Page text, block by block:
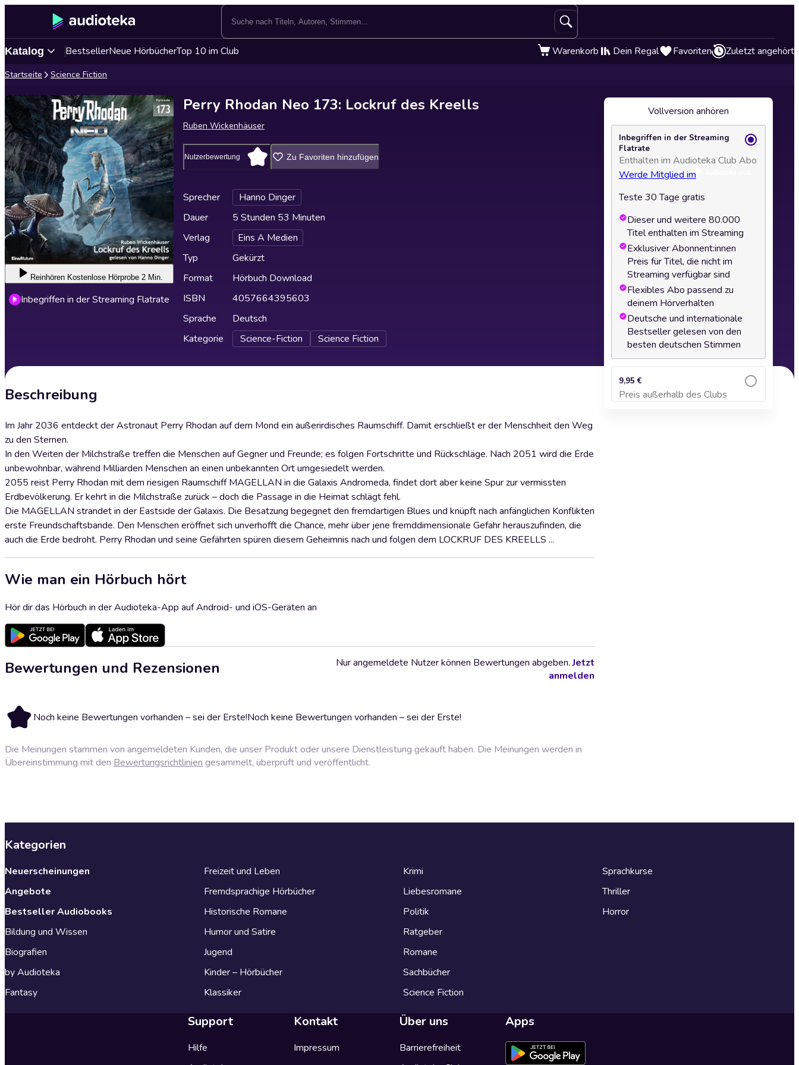
Katalog BestsellerNeue HörbücherTop 10 im Club Warenkorb Dein Regal Favoriten Zuletzt angehört
Startseite Science Fiction
Reinhören Kostenlose Hörprobe 2 Min.
Inbegriffen in der Streaming Flatrate
Perry Rhodan Neo 173: Lockruf des Kreells
Ruben Wickenhäuser
Nutzerbewertung Zu Favoriten hinzufügen
Sprecher
Hanno Dinger
Dauer
5 Stunden 53 Minuten
Verlag
Eins A Medien
Typ
Gekürzt
Format
Hörbuch Download
ISBN
4057664395603
Sprache
Deutsch
Kategorie
Science-Fiction Science Fiction
Beschreibung
Im Jahr 2036 entdeckt der Astronaut Perry Rhodan auf dem Mond ein außerirdisches Raumschiff. Damit erschließt er der Menschheit den Weg
zu den Sternen.
In den Weiten der Milchstraße treffen die Menschen auf Gegner und Freunde; es folgen Fortschritte und Rückschläge. Nach 2051 wird die Erde
unbewohnbar, während Milliarden Menschen an einen unbekannten Ort umgesiedelt werden.
2055 reist Perry Rhodan mit dem riesigen Raumschiff MAGELLAN in die Galaxis Andromeda, findet dort aber keine Spur zur vermissten
Erdbevölkerung. Er kehrt in die Milchstraße zurück – doch die Passage in die Heimat schlägt fehl.
Die MAGELLAN strandet in der Eastside der Galaxis. Die Besatzung begegnet den fremdartigen Blues und knüpft nach anfänglichen Konflikten
erste Freundschaftsbande. Den Menschen eröffnet sich unverhofft die Chance, mehr über jene fremddimensionale Gefahr herauszufinden, die
auch die Erde bedroht. Perry Rhodan und seine Gefährten spüren diesem Geheimnis nach und folgen dem LOCKRUF DES KREELLS ...
Wie man ein Hörbuch hört
Hör dir das Hörbuch in der Audioteka-App auf Android- und iOS-Geräten an
Bewertungen und Rezensionen
Noch keine Bewertungen vorhanden – sei der Erste!Noch keine Bewertungen vorhanden – sei der Erste!
Nur angemeldete Nutzer können Bewertungen abgeben.Jetzt
anmelden
Die Meinungen stammen von angemeldeten Kunden, die unser Produkt oder unsere Dienstleistung gekauft haben. Die Meinungen werden in
Übereinstimmung mit den Bewertungsrichtlinien gesammelt, überprüft und veröffentlicht.
Vollversion anhören
Inbegriffen in der Streaming
Flatrate
Enthalten im Audioteka Club Abo
Werde Mitglied im
Teste 30 Tage gratis
Dieser und weitere 80.000
Titel enthalten im Streaming
Exklusiver Abonnent:innen
Preis für Titel, die nicht im
Streaming verfügbar sind
Flexibles Abo passend zu
deinem Hörverhalten
Deutsche und internationale
Bestseller gelesen von den
besten deutschen Stimmen
9,95 €
Preis außerhalb des Clubs
Zum Warenkorb hinzufügen
Kategorien
Neuerscheinungen
Angebote
Bestseller Audiobooks
Bildung und Wissen
Biografien
by Audioteka
Fantasy
Freizeit und Leben
Fremdsprachige Hörbücher
Historische Romane
Humor und Satire
Jugend
Kinder – Hörbücher
Klassiker
Krimi
Liebesromane
Politik
Ratgeber
Romane
Sachbücher
Science Fiction
Sprachkurse
Thriller
Horror
Support
Hilfe
Kontakt
Impressum
Über uns
Barrierefreiheit
Apps